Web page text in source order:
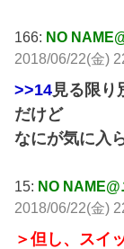
166: NO
2018/06/22(金)
>>14見る限り
だけど
なにが気に入
15: NO
2018/06/22(金)
＞但し、スイ